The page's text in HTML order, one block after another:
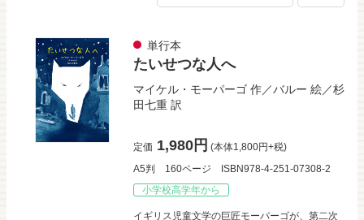
単行本
たいせつな人へ
マイケル・モーパーゴ 作／バルー 絵／杉
田七重 訳
定価 1,980円 (本体1,800円+税)
A5判
160ページ
ISBN978-4-251-07308-2
小学校高学年から
イギリス児童文学の巨匠モーパーゴが、第二次